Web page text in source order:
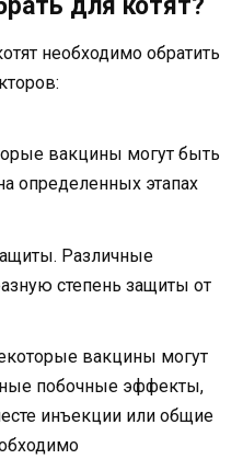
для котят?
необходимо обратить
вакцины могут быть
определенных этапах
Различные
степень защиты от
вакцины могут
побочные эффекты,
инъекции или общие